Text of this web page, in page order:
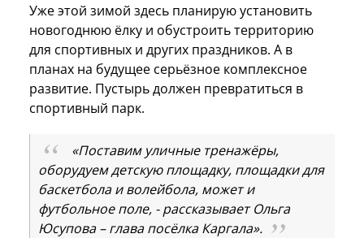
Уже этой зимой здесь планирую установить
новогоднюю ёлку и обустроить территорию
для спортивных и других праздников. А в
планах на будущее серьёзное комплексное
развитие. Пустырь должен превратиться в
спортивный парк.
«Поставим уличные тренажёры,
оборудуем детскую площадку, площадки для
баскетбола и волейбола, может и
футбольное поле, - рассказывает Ольга
Юсупова – глава посёлка Каргала».